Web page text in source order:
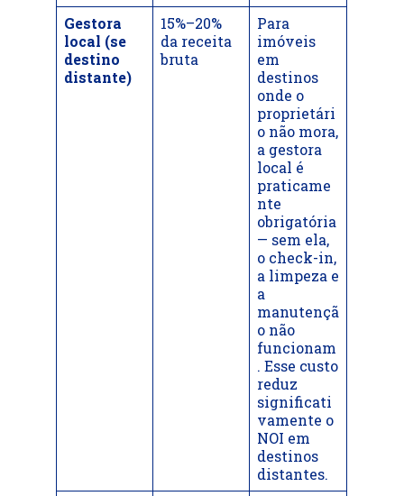
Gestora
local (se
destino
distante)
15%–20%
da receita
bruta
Para
imóveis
em
destinos
onde o
proprietári
o não mora,
a gestora
local é
praticame
nte
obrigatória
— sem ela,
o check-in,
a limpeza e
a
manutençã
o não
funcionam
. Esse custo
reduz
significati
vamente o
NOI em
destinos
distantes.